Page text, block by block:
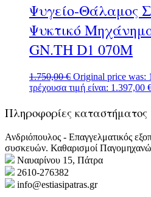
Ψυγείο-Θάλαμος
Ψυκτικό
GN.TH D1 070M
1.750,00€ Original price was:
τρέχουσα τιμή είναι: 1.397,00
Πληροφορίες καταστήματος
Ανδριόπουλος - Επαγγελματικός
συσκευών. Καθαρισμοί
Ναυαρίνου 15, Πάτρα
2610-276382
info@estiasipatras.gr